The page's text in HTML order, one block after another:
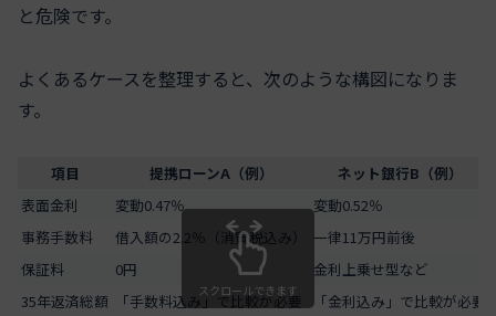
と危険です。
よくあるケースを整理すると、次のような構図になりま
す。
項目 提携ローンA（例）
ネット銀行B（例）
表面金利
変動0.47％
変動0.52％
事務手数料
借入額の2.2％（消費税込み）
一律11万円前後
保証料
0円
金利上乗せ型など
35年返済総額
「手数料込み」で比較が必要 「金利込み」で比較が必要
スクロールできます